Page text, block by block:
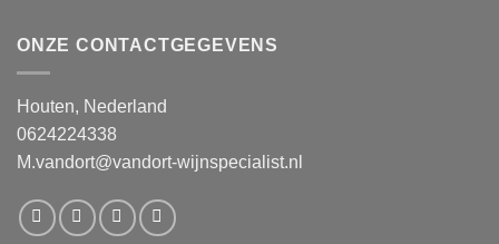
ONZE CONTACTGEGEVENS
Houten, Nederland
0624224338
M.vandort@vandort-wijnspecialist.nl